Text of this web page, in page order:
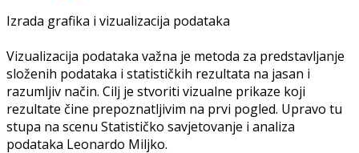
Izrada grafika i vizualizacija podataka
Vizualizacija podataka važna je metoda za predstavljanje
složenih podataka i statističkih rezultata na jasan i
razumljiv način. Cilj je stvoriti vizualne prikaze koji
rezultate čine prepoznatljivim na prvi pogled. Upravo tu
stupa na scenu Statističko savjetovanje i analiza
podataka Leonardo Miljko.